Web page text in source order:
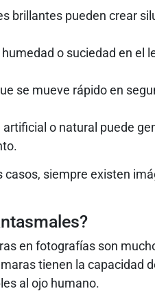
brillantes pueden crear
o suciedad en el
se mueve rápido en
artificial o natural puede
siempre existen
en fotografías son
tienen la capacidad
al ojo humano.